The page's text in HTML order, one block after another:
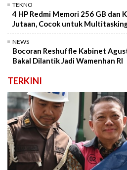
TEKNO
4 HP Redmi Memori 256 GB dan
Jutaan, Cocok untuk
NEWS
Bocoran Reshuffle Kabinet
Bakal Dilantik Jadi Wamenhan RI
TERKINI